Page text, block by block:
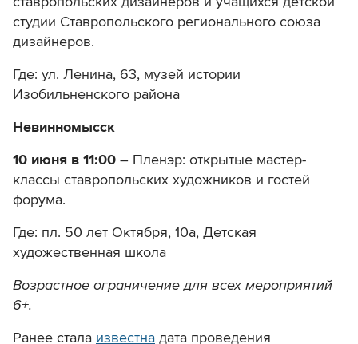
студии Ставропольского регионального союза
дизайнеров.
Где: ул. Ленина, 63, музей истории
Изобильненского района
Невинномысск
10 июня в 11:00 – Пленэр: открытые мастер-
классы ставропольских художников и гостей
форума.
Где: пл. 50 лет Октября, 10а, Детская
художественная школа
Возрастное ограничение для всех мероприятий
6+.
Ранее стала известна дата проведения